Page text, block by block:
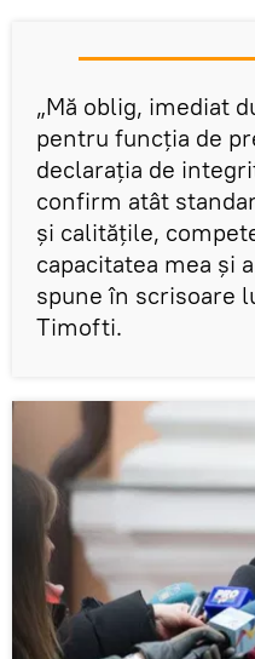
„Mă oblig, imediat
pentru funcţia de
declaraţia de
confirm atât
şi calităţile,
capacitatea mea şi
spune în scrisoare
Timofti.